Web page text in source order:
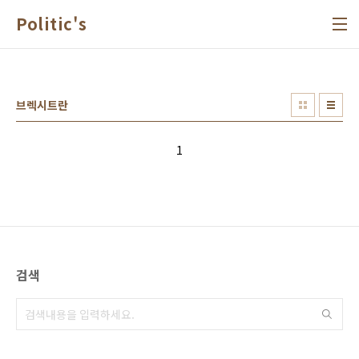
Politic's
브렉시트란
1
검색